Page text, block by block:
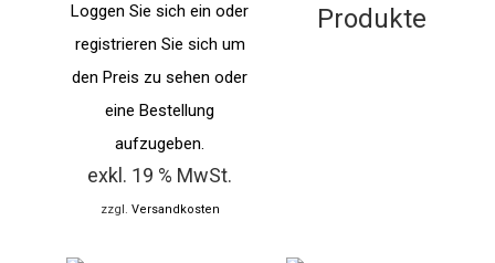
Loggen Sie sich ein oder
registrieren Sie sich um
den Preis zu sehen oder
eine Bestellung
aufzugeben.
exkl. 19 % MwSt.
zzgl. Versandkosten
Produkte